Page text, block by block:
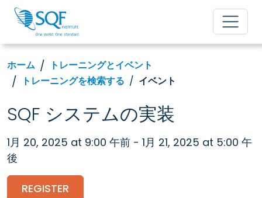
ホーム
トレーニングとイベント
トレーニングを検索する
イベント
SQF システムの実装
1月 20, 2025 at 9:00 午前 - 1月 21, 2025 at 5:00 午
後
REGISTER